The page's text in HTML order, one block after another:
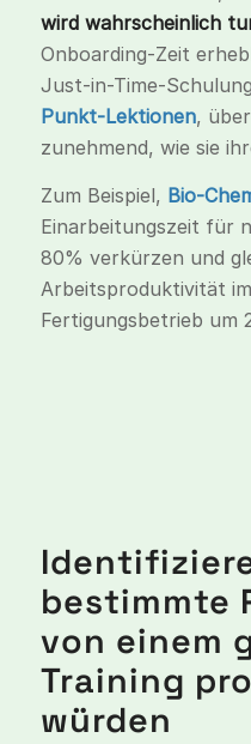
wird wahrscheinlich
Onboarding-Zeit
Just-in-Time-
Punkt-Lektionen,
zunehmend, wie sie
Zum Beispiel, Bio-
Einarbeitungszeit für
80% verkürzen und
Arbeitsproduktivität
Fertigungsbetrieb um
bestimmte
von einem
Training
würden